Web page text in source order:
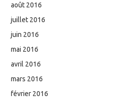
août 2016
juillet 2016
juin 2016
mai 2016
avril 2016
mars 2016
février 2016